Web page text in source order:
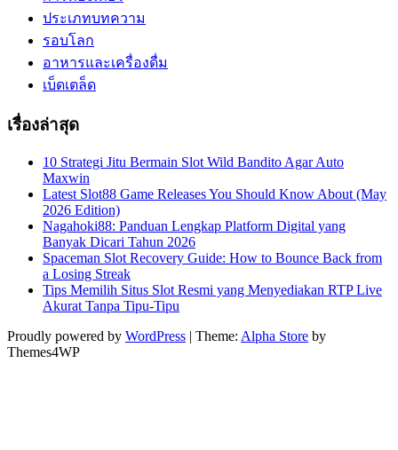
ประเภทบทความ
รอบโลก
อาหารและเครื่องดื่ม
เบ็ดเตล็ด
เรื่องล่าสุด
10 Strategi Jitu Bermain Slot Wild Bandito Agar Auto
Maxwin
Latest Slot88 Game Releases You Should Know About (May
2026 Edition)
Nagahoki88: Panduan Lengkap Platform Digital yang
Banyak Dicari Tahun 2026
Spaceman Slot Recovery Guide: How to Bounce Back from
a Losing Streak
Tips Memilih Situs Slot Resmi yang Menyediakan RTP Live
Akurat Tanpa Tipu-Tipu
Proudly powered by WordPress | Theme: Alpha Store by
Themes4WP